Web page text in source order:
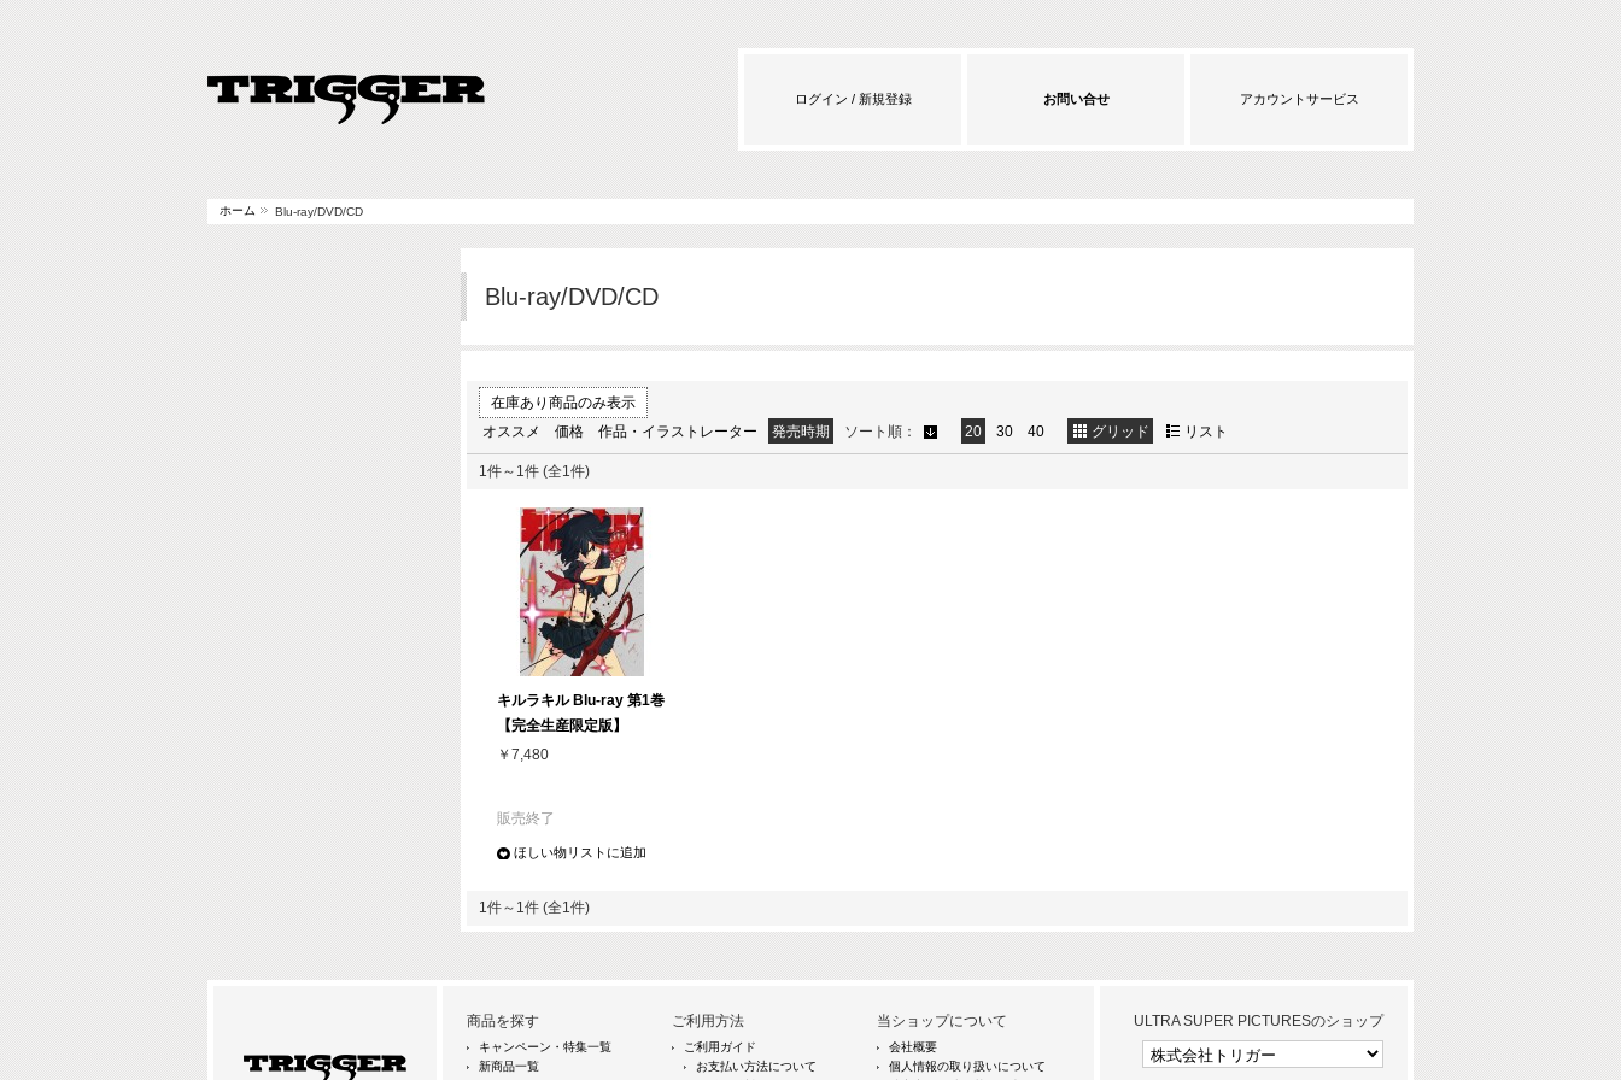
アカウントサービス
ログイン / 新規登録 お問い合せ
ホーム Blu-ray/DVD/CD
Blu-ray/DVD/CD
在庫あり商品のみ表示
オススメ
価格 作品・イラストレーター 発売時期 ソート順： 20 30 40 グリッド リスト
1件～1件 (全1件)
キルラキル Blu-ray 第1巻
【完全生産限定版】
￥7,480
販売終了
ほしい物リストに追加
1件～1件 (全1件)
商品を探す
キャンペーン・特集一覧
新商品一覧
ご利用方法
ご利用ガイド
お支払い方法について
当ショップについて
会社概要
個人情報の取り扱いについて
ULTRA SUPER PICTURESのショップ